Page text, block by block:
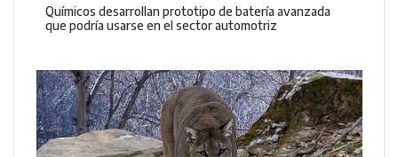
Químicos desarrollan prototipo de batería avanzada
que podría usarse en el sector automotriz